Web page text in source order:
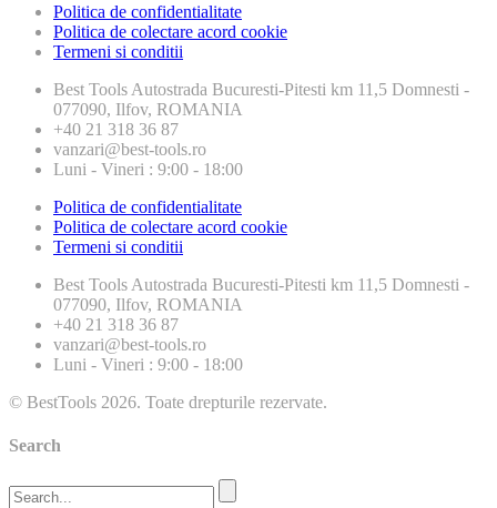
Politica de confidentialitate
Politica de colectare acord cookie
Termeni si conditii
Best Tools Autostrada Bucuresti-Pitesti km 11,5 Domnesti -
077090, Ilfov, ROMANIA
+40 21 318 36 87
vanzari@best-tools.ro
Luni - Vineri : 9:00 - 18:00
Politica de confidentialitate
Politica de colectare acord cookie
Termeni si conditii
Best Tools Autostrada Bucuresti-Pitesti km 11,5 Domnesti -
077090, Ilfov, ROMANIA
+40 21 318 36 87
vanzari@best-tools.ro
Luni - Vineri : 9:00 - 18:00
© BestTools 2026. Toate drepturile rezervate.
Search